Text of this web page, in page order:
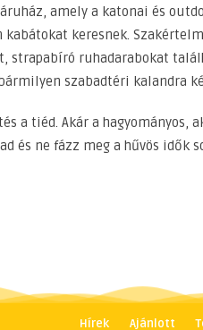
amely a katonai és
kabátokat keresnek.
strapabíró ruhadarabokat
szabadtéri kalandra
a tiéd. Akár a
és ne fázz meg a hűvös idők
Hírek Ajánlott